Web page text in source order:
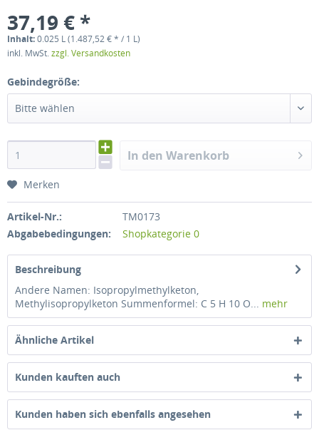
37,19 € *
Inhalt:0.025 L (1.487,52 € * / 1 L)
inkl. MwSt.zzgl. Versandkosten
Gebindegröße:
Bitte wählen
In den Warenkorb
Merken
Artikel-Nr.:
TM0173
Abgabebedingungen:
Shopkategorie 0
Beschreibung
Andere Namen: Isopropylmethylketon,
Methylisopropylketon Summenformel: C 5 H 10 O... mehr
Ähnliche Artikel
Kunden kauften auch
Kunden haben sich ebenfalls angesehen